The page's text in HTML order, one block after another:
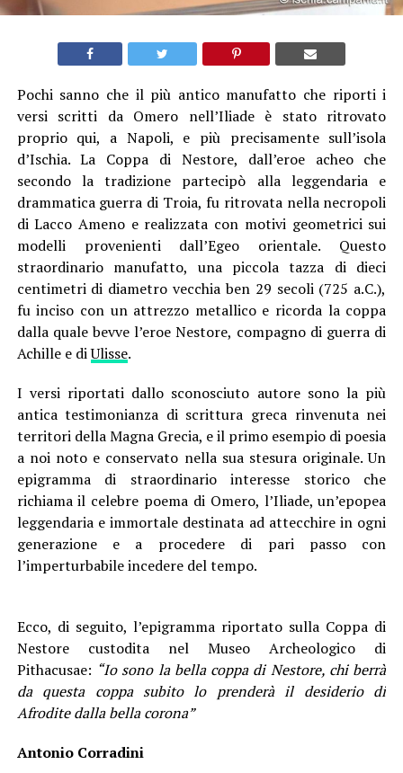
Pochi sanno che il più antico manufatto che riporti i
versi scritti da Omero nell’Iliade è stato ritrovato
proprio qui, a Napoli, e più precisamente sull’isola
d’Ischia. La Coppa di Nestore, dall’eroe acheo che
secondo la tradizione partecipò alla leggendaria e
drammatica guerra di Troia, fu ritrovata nella necropoli
di Lacco Ameno e realizzata con motivi geometrici sui
modelli provenienti dall’Egeo orientale. Questo
straordinario manufatto, una piccola tazza di dieci
centimetri di diametro vecchia ben 29 secoli (725 a.C.),
fu inciso con un attrezzo metallico e ricorda la coppa
dalla quale bevve l’eroe Nestore, compagno di guerra di
Achille e diUlisse.
I versi riportati dallo sconosciuto autore sono la più
antica testimonianza di scrittura greca rinvenuta nei
territori della Magna Grecia, e il primo esempio di poesia
a noi noto e conservato nella sua stesura originale. Un
epigramma di straordinario interesse storico che
richiama il celebre poema di Omero, l’Iliade, un’epopea
leggendaria e immortale destinata ad attecchire in ogni
generazione e a procedere di pari passo con
l’imperturbabile incedere del tempo.
Ecco, di seguito, l’epigramma riportato sulla Coppa di
Nestore custodita nel Museo Archeologico di
Pithacusae: “Io sono la bella coppa di Nestore, chi berrà
da questa coppa subito lo prenderà il desiderio di
Afrodite dalla bella corona”
Antonio Corradini